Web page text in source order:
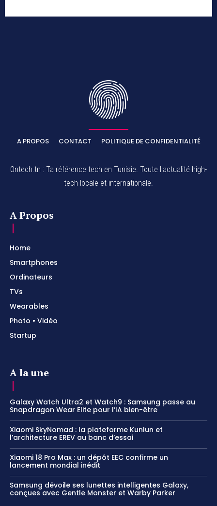
A PROPOS CONTACT POLITIQUE DE CONFIDENTIALITÉ
Ontech.tn : Ta référence tech en Tunisie. Toute l'actualité high-
tech locale et internationale.
A Propos
Home
Smartphones
Ordinateurs
TVs
Wearables
Photo • Vidéo
Startup
A la une
Galaxy Watch Ultra2 et Watch9 : Samsung passe au
Snapdragon Wear Elite pour l’IA bien-être
Xiaomi SkyNomad : la plateforme Kunlun et
l’architecture EREV au banc d’essai
Xiaomi 18 Pro Max : un dépôt EEC confirme un
lancement mondial inédit
Samsung dévoile ses lunettes intelligentes Galaxy,
conçues avec Gentle Monster et Warby Parker